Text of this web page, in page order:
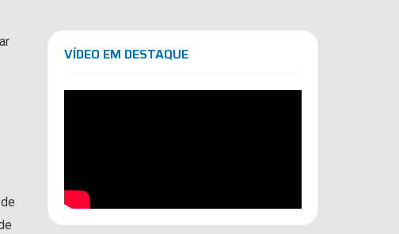
VÍDEO EM DESTAQUE